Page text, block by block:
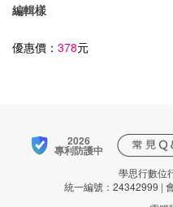
編輯樣
優惠價： 378元
2026
專利防護中
學思行數位
統一編號：24342999 |